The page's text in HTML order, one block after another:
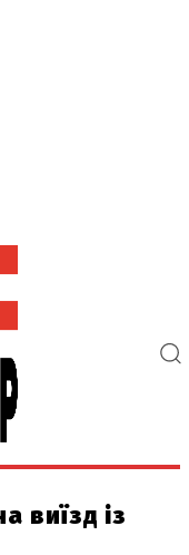
виїзд із